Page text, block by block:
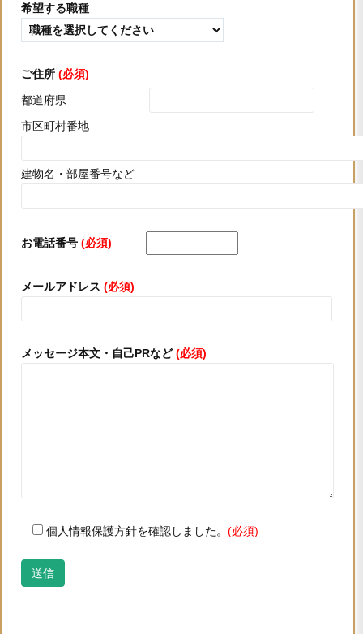
当牧場は、お預かりした個人情報を正確且つ最新の内容に
保つよう努めますとともに、ご本人から個人情報の開示、
訂正、利用停止等を求められたときは、当該ご請求がご本
間内で速やかに対応致します。
法令・規範の遵守と見直し
当牧場は、個人情報に関して適用される法令・規範を遵守
努めます。
希望する職種
ご住所 (必須)
都道府県
市区町村番地
建物名・部屋番号など
お電話番号 (必須)
メールアドレス (必須)
メッセージ本文・自己PRなど(必須)
個人情報保護方針を確認しました。 (必須)